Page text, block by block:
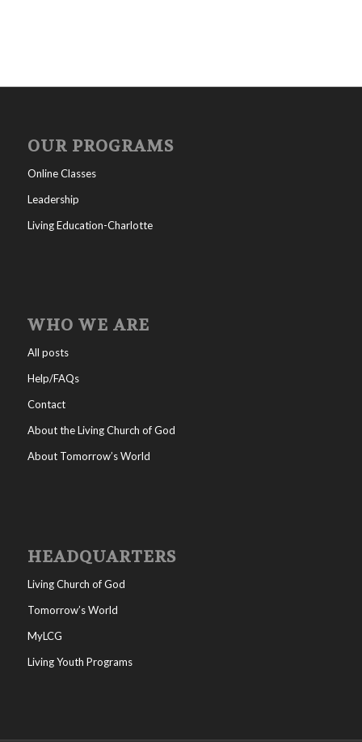
OUR PROGRAMS
Online Classes
Leadership
Living Education-Charlotte
WHO WE ARE
All posts
Help/FAQs
Contact
About the Living Church of God
About Tomorrow’s World
HEADQUARTERS
Living Church of God
Tomorrow’s World
MyLCG
Living Youth Programs